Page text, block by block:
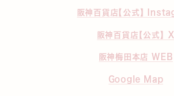
阪神百貨店【公式】
阪神百貨店【公式】 X
阪神梅田本店 WEB
Google Map